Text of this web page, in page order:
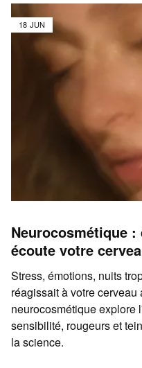
18 JUN
Neurocosmétique
écoute votre
Stress, émotions, nuits
réagissait à votre
neurocosmétique explore
sensibilité, rougeurs et
la science.